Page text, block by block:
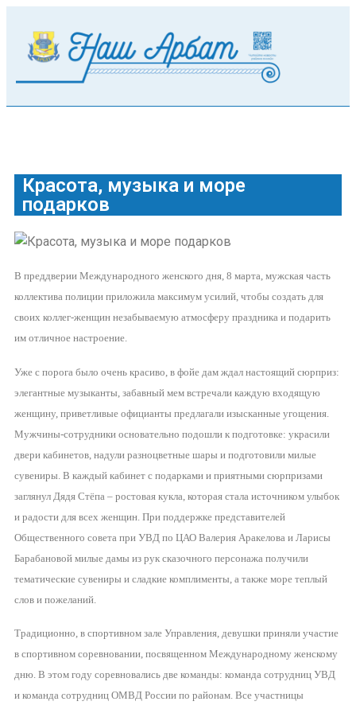
Красота, музыка и море
подарков
В преддверии Международного женского дня, 8 марта, мужская часть
коллектива полиции приложила максимум усилий, чтобы создать для
своих коллег-женщин незабываемую атмосферу праздника и подарить
им отличное настроение.
Уже с порога было очень красиво, в фойе дам ждал настоящий сюрприз:
элегантные музыканты, забавный мем встречали каждую входящую
женщину, приветливые официанты предлагали изысканные угощения.
Мужчины-сотрудники основательно подошли к подготовке: украсили
двери кабинетов, надули разноцветные шары и подготовили милые
сувениры. В каждый кабинет с подарками и приятными сюрпризами
заглянул Дядя Стёпа – ростовая кукла, которая стала источником улыбок
и радости для всех женщин. При поддержке представителей
Общественного совета при УВД по ЦАО Валерия Аракелова и Ларисы
Барабановой милые дамы из рук сказочного персонажа получили
тематические сувениры и сладкие комплименты, а также море теплый
слов и пожеланий.
Традиционно, в спортивном зале Управления, девушки приняли участие
в спортивном соревновании, посвященном Международному женскому
дню. В этом году соревновались две команды: команда сотрудниц УВД
и команда сотрудниц ОМВД России по районам. Все участницы